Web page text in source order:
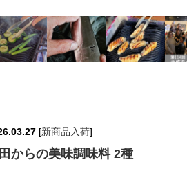
[新商品入荷]
からの美味調味料 2種